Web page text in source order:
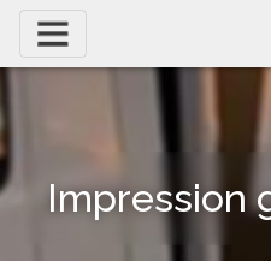
Impression